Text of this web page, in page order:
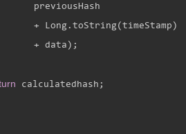
previousHash
+ Long.toString(timeStamp)
+ data);
calculatedhash;